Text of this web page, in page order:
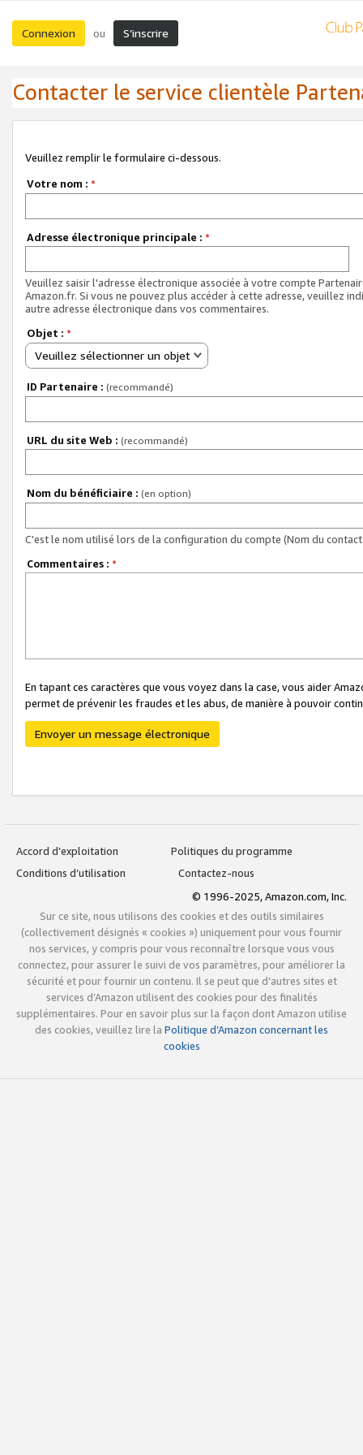
Connexion ou S’inscrire
Contacter le service clientèle
Veuillez remplir le formulaire ci-dessous.
Votre nom : *
Adresse électronique principale : *
Veuillez saisir l'adresse électronique associée à votre compte
Amazon.fr. Si vous ne pouvez plus accéder à cette adresse, veuillez
autre adresse électronique dans vos commentaires.
Objet : *
Veuillez sélectionner un objet
ID Partenaire : (recommandé)
URL du site Web : (recommandé)
Nom du bénéficiaire : (en option)
C'est le nom utilisé lors de la configuration du compte (Nom du
Commentaires : *
En tapant ces caractères que vous voyez dans la case, vous aider
permet de prévenir les fraudes et les abus, de manière à pouvoir
Envoyer un message électronique
Accord d’exploitation
Politiques du programme
Conditions d’utilisation
Contactez-nous
© 1996-2025, Amazon.com, Inc.
Sur ce site, nous utilisons des cookies et des outils similaires
(collectivement désignés « cookies ») uniquement pour vous fournir
nos services, y compris pour vous reconnaître lorsque vous vous
connectez, pour assurer le suivi de vos paramètres, pour améliorer la
sécurité et pour fournir un contenu. Il se peut que d’autres sites et
services d’Amazon utilisent des cookies pour des finalités
supplémentaires. Pour en savoir plus sur la façon dont Amazon utilise
des cookies, veuillez lire la Politique d’Amazon concernant les
cookies